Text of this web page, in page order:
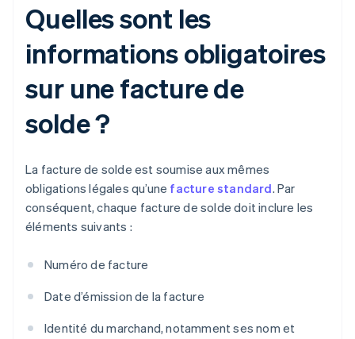
Quelles sont les
informations obligatoires
sur une facture de
solde ?
La facture de solde est soumise aux mêmes
obligations légales qu’une facture standard. Par
conséquent, chaque facture de solde doit inclure les
éléments suivants :
Numéro de facture
Date d’émission de la facture
Identité du marchand, notamment ses nom et